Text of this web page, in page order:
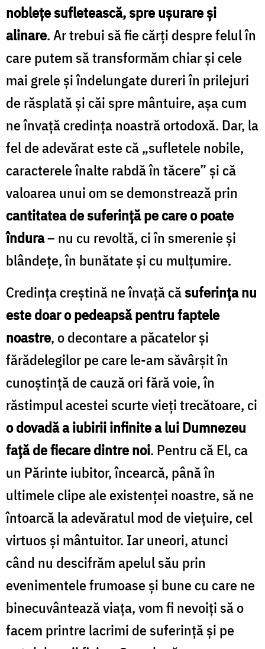
noblețe sufletească, spre ușurare și
alinare. Ar trebui să fie cărți despre felul în
care putem să transformăm chiar și cele
mai grele și îndelungate dureri în prilejuri
de răsplată și căi spre mântuire, așa cum
ne învață credința noastră ortodoxă. Dar, la
fel de adevărat este că „sufletele nobile,
caracterele înalte rabdă în tăcere” și că
valoarea unui om se demonstrează prin
cantitatea de suferință pe care o poate
îndura– nu cu revoltă, ci în smerenie și
blândețe, în bunătate și cu mulțumire.
Credința creștină ne învață căsuferința nu
este doar o pedeapsă pentru faptele
noastre, o decontare a păcatelor și
fărădelegilor pe care le-am săvârșit în
cunoștință de cauză ori fără voie, în
răstimpul acestei scurte vieți trecătoare, ci
o dovadă a iubirii infinite a lui Dumnezeu
față de fiecare dintre noi. Pentru că El, ca
un Părinte iubitor, încearcă, până în
ultimele clipe ale existenței noastre, să ne
întoarcă la adevăratul mod de viețuire, cel
virtuos și mântuitor. Iar uneori, atunci
când nu descifrăm apelul său prin
evenimentele frumoase și bune cu care ne
binecuvântează viața, vom fi nevoiți să o
facem printre lacrimi de suferință și pe